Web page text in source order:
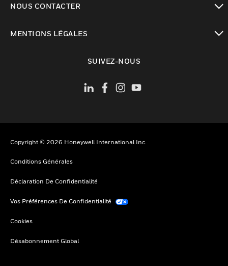
NOUS CONTACTER
MENTIONS LÉGALES
SUIVEZ-NOUS
Copyright © 2026 Honeywell International Inc.
Conditions Générales
Déclaration De Confidentialité
Vos Préférences De Confidentialité
Cookies
Désabonnement Global